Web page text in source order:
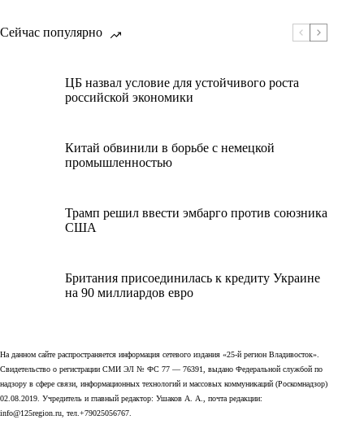
Сейчас популярно
ЦБ назвал условие для устойчивого роста
российской экономики
Китай обвинили в борьбе с немецкой
промышленностью
Трамп решил ввести эмбарго против союзника
США
Британия присоединилась к кредиту Украине
на 90 миллиардов евро
На данном сайте распространяется информация сетевого издания «25-й регион Владивосток».
Свидетельство о регистрации СМИ ЭЛ № ФС 77 — 76391, выдано Федеральной службой по
надзору в сфере связи, информационных технологий и массовых коммуникаций (Роскомнадзор)
02.08.2019. Учредитель и главный редактор: Ушаков А. А., почта редакции:
info@125region.ru, тел.+79025056767.